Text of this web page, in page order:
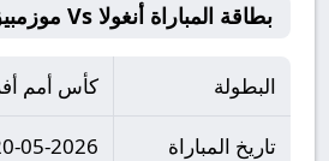
بطاقة المباراة أنغولا Vs موزمبيق
البطولة كأس أمم
تاريخ المباراة 05-2026